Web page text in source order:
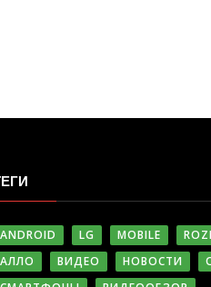
ANDROID LG MOBILE
АЛЛО
ВИДЕО НОВОСТИ